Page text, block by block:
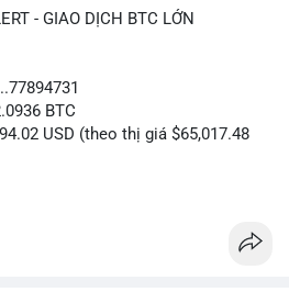
- GIAO DỊCH BTC LỚN
BTC
USD (theo thị giá $65,017.48
của Cá voi dựa trên giao dịch này:
đương 3.38 triệu USD được